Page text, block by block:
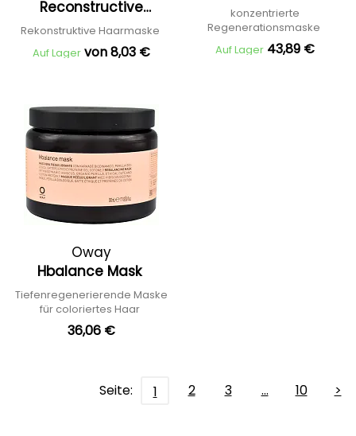
Reconstructive
Treatment
Rekonstruktive Haarmaske
Auf Lager von 8,03 €
konzentrierte
Regenerationsmaske
Auf Lager 43,89 €
Oway
Hbalance Mask
Tiefenregenerierende Maske
für coloriertes Haar
36,06 €
Seite: 1 2 3 … 10 >